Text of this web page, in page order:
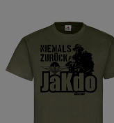
überspringen